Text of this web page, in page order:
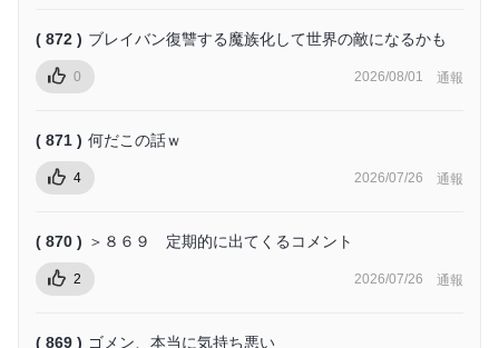
( 872 ) ブレイバン復讐する魔族化して世界の敵になるかも
0 2026/08/01 通報
( 871 ) 何だこの話ｗ
4 2026/07/26 通報
( 870 ) ＞８６９ 定期的に出てくるコメント
2 2026/07/26 通報
( 869 ) ゴメン、本当に気持ち悪い